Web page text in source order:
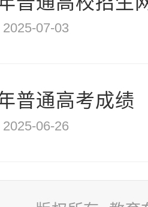
2025-07-03
普通高考成绩
2025-06-26